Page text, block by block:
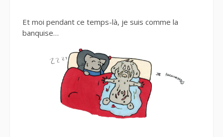
Et moi pendant ce temps-là, je suis comme la
banquise…